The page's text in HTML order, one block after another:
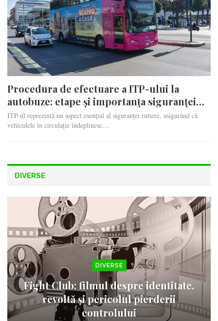
Procedura de efectuare a ITP-ului la
autobuze: etape și importanța siguranței…
ITP-ul reprezintă un aspect esențial al siguranței rutiere, asigurând că
vehiculele în circulație îndeplinesc…
DIVERSE
DIVERSE
Fight Club: filmul despre identitate,
revoltă și pericolul pierderii
controlului